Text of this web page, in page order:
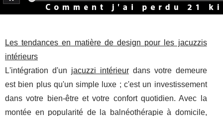
Les tendances en matière de design pour les jacuzzis
intérieurs
L'intégration d'un jacuzzi intérieurdans votre demeure
est bien plus qu'un simple luxe ; c'est un investissement
dans votre bien-être et votre confort quotidien. Avec la
montée en popularité de la balnéothérapie à domicile,